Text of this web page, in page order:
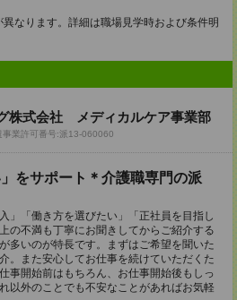
なります。詳細は職場見学時および条件明
株式会社 メディカルケア事業部
事業許可番号:派13-060060
をサポート＊介護職専門の派
」「働き方を選びたい」「正社員を目指し
の不満も丁寧にお聞きしてからご紹介する
多いのが特長です。まずはご希望を聞いた
。また安心してお仕事を続けていただくた
事開始前はもちろん、お仕事開始後もしっ
以外のことでも不安なことがあればお気軽